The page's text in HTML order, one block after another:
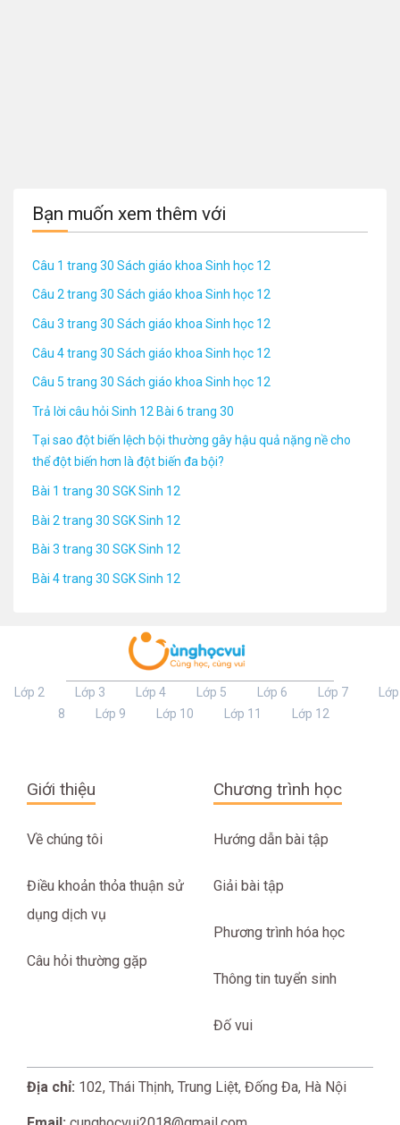
Bạn muốn xem thêm với
Câu 1 trang 30 Sách giáo khoa Sinh học 12
Câu 2 trang 30 Sách giáo khoa Sinh học 12
Câu 3 trang 30 Sách giáo khoa Sinh học 12
Câu 4 trang 30 Sách giáo khoa Sinh học 12
Câu 5 trang 30 Sách giáo khoa Sinh học 12
Trả lời câu hỏi Sinh 12 Bài 6 trang 30
Tại sao đột biến lệch bội thường gây hậu quả nặng nề cho
thể đột biến hơn là đột biến đa bội?
Bài 1 trang 30 SGK Sinh 12
Bài 2 trang 30 SGK Sinh 12
Bài 3 trang 30 SGK Sinh 12
Bài 4 trang 30 SGK Sinh 12
Lớp 2 Lớp 3 Lớp 4 Lớp 5 Lớp 6 Lớp 7
Lớp
8
Lớp 9 Lớp 10 Lớp 11 Lớp 12
Giới thiệu
Về chúng tôi
Điều khoản thỏa thuận sử
dụng dịch vụ
Câu hỏi thường gặp
Chương trình học
Hướng dẫn bài tập
Giải bài tập
Phương trình hóa học
Thông tin tuyển sinh
Đố vui
Địa chỉ: 102, Thái Thịnh, Trung Liệt, Đống Đa, Hà Nội